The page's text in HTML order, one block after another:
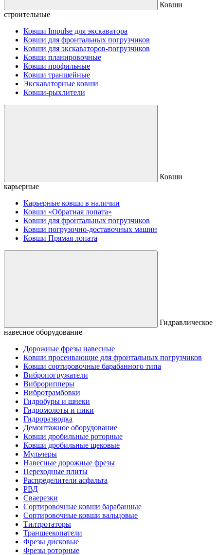
Ковши
строительные
Ковши Impulse для экскаватора
Ковши для фронтальных погрузчиков
Ковши для экскаваторов-погрузчиков
Ковши планировочные
Ковши профильные
Ковши траншейные
Экскаваторные ковши
Ковши-рыхлители
Ковши
карьерные
Карьерные ковши в наличии
Ковши «Обратная лопата»
Ковши для фронтальных погрузчиков
Ковши погрузочно-доставочных машин
Ковши Прямая лопата
Гидравлическое
навесное оборудование
Дорожные фрезы навесные
Ковши просеивающие для фронтальных погрузчиков
Ковши сортировочные барабанного типа
Вибропогружатели
Виброрипперы
Вибротрамбовки
Гидробуры и шнеки
Гидромолоты и пики
Гидроразводка
Демонтажное оборудование
Ковши дробильные роторные
Ковши дробильные щековые
Мульчеры
Навесные дорожные фрезы
Переходные плиты
Распределители асфальта
РВД
Сваерезки
Сортировочные ковши барабанные
Сортировочные ковши вальцовые
Тилтротаторы
Траншеекопатели
Фрезы дисковые
Фрезы роторные